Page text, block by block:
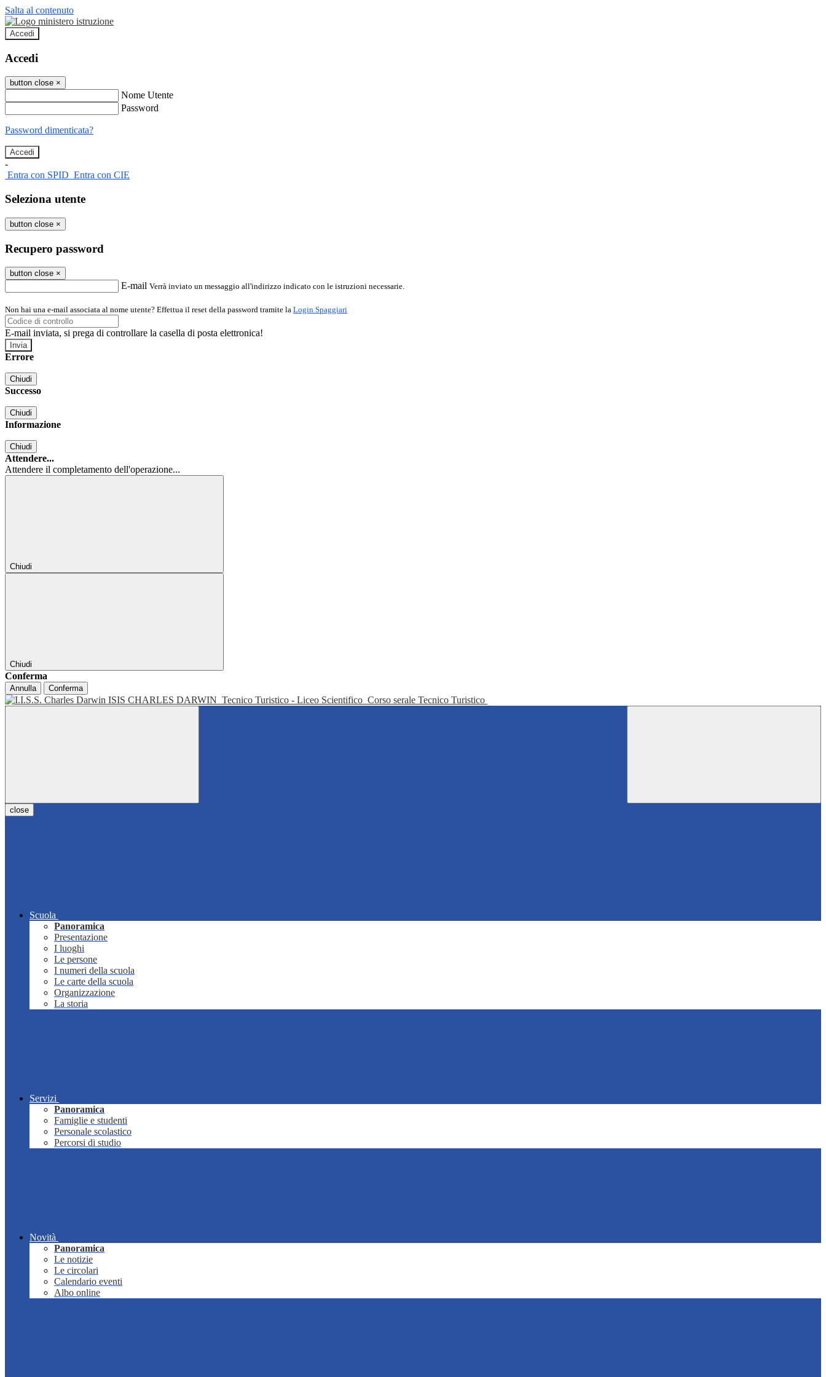
Salta al contenuto
Accedi
Accedi
button close ×
Nome Utente
Password
Password dimenticata?
-
Entra con SPID Entra con CIE
Seleziona utente
button close ×
Recupero password
button close ×
E-mail Verrà inviato un messaggio all'indirizzo indicato con le istruzioni necessarie.
Non hai una e-mail associata al nome utente? Effettua il reset della password tramite la Login Spaggiari
E-mail inviata, si prega di controllare la casella di posta elettronica!
Errore
Chiudi
Successo
Chiudi
Informazione
Chiudi
Attendere...
Attendere il completamento dell'operazione...
Chiudi
Chiudi
Conferma
Annulla Conferma
ISIS CHARLES DARWIN Tecnico Turistico - Liceo Scientifico Corso serale Tecnico Turistico
close
Scuola
Panoramica
Presentazione
I luoghi
Le persone
I numeri della scuola
Le carte della scuola
Organizzazione
La storia
Servizi
Panoramica
Famiglie e studenti
Personale scolastico
Percorsi di studio
Novità
Panoramica
Le notizie
Le circolari
Calendario eventi
Albo online